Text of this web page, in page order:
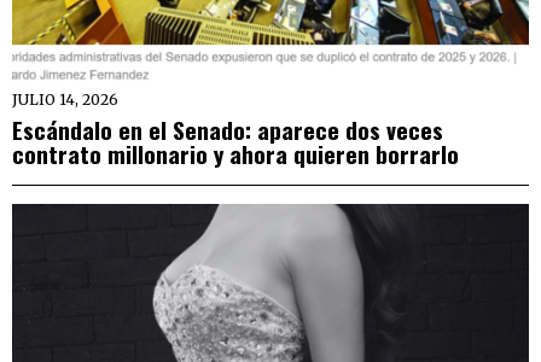
JULIO 14, 2026
Escándalo en el Senado: aparece dos veces
contrato millonario y ahora quieren borrarlo